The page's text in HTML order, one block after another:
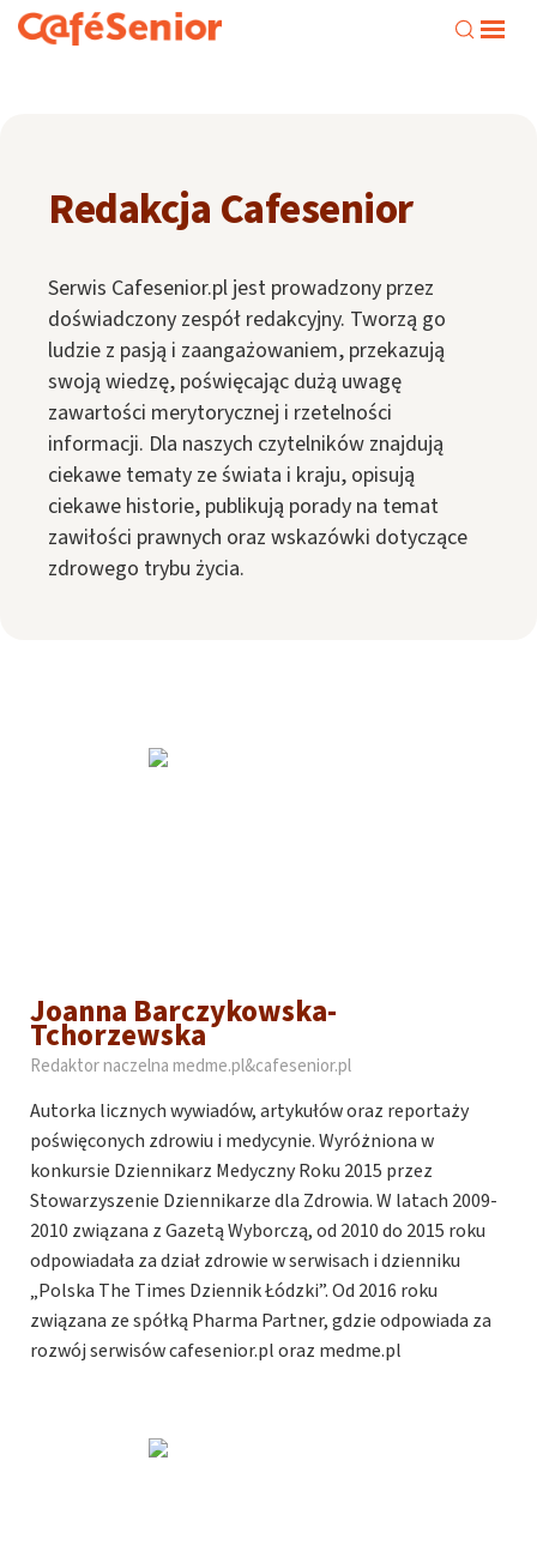
Redakcja Cafesenior
Serwis Cafesenior.pl jest prowadzony przez
doświadczony zespół redakcyjny. Tworzą go
ludzie z pasją i zaangażowaniem, przekazują
swoją wiedzę, poświęcając dużą uwagę
zawartości merytorycznej i rzetelności
informacji. Dla naszych czytelników znajdują
ciekawe tematy ze świata i kraju, opisują
ciekawe historie, publikują porady na temat
zawiłości prawnych oraz wskazówki dotyczące
zdrowego trybu życia.
Joanna Barczykowska-
Tchorzewska
Redaktor naczelna medme.pl&cafesenior.pl
Autorka licznych wywiadów, artykułów oraz reportaży
poświęconych zdrowiu i medycynie. Wyróżniona w
konkursie Dziennikarz Medyczny Roku 2015 przez
Stowarzyszenie Dziennikarze dla Zdrowia. W latach 2009-
2010 związana z Gazetą Wyborczą, od 2010 do 2015 roku
odpowiadała za dział zdrowie w serwisach i dzienniku
„Polska The Times Dziennik Łódzki”. Od 2016 roku
związana ze spółką Pharma Partner, gdzie odpowiada za
rozwój serwisów cafesenior.pl oraz medme.pl